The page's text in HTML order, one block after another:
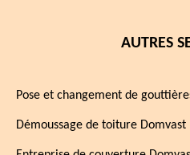
AUTRES
Pose et changement de
Démoussage de toiture Domvast